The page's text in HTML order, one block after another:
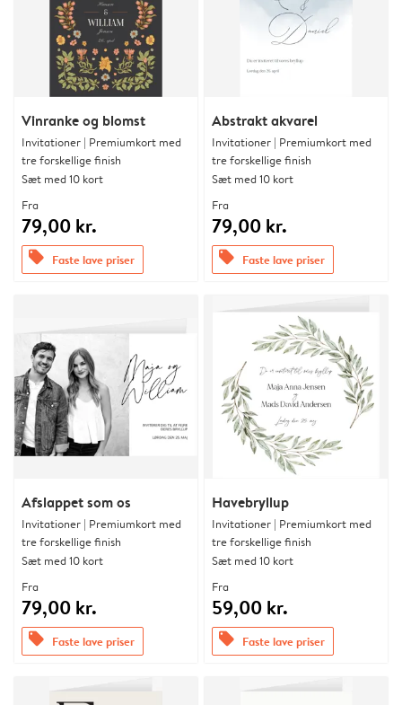
Vinranke og blomst
Invitationer | Premiumkort med
tre forskellige finish
Sæt med 10 kort
Fra
79,00 kr.
offers Faste lave priser
Abstrakt akvarel
Invitationer | Premiumkort med
tre forskellige finish
Sæt med 10 kort
Fra
79,00 kr.
offers Faste lave priser
Afslappet som os
Invitationer | Premiumkort med
tre forskellige finish
Sæt med 10 kort
Fra
79,00 kr.
offers Faste lave priser
Havebryllup
Invitationer | Premiumkort med
tre forskellige finish
Sæt med 10 kort
Fra
59,00 kr.
offers Faste lave priser